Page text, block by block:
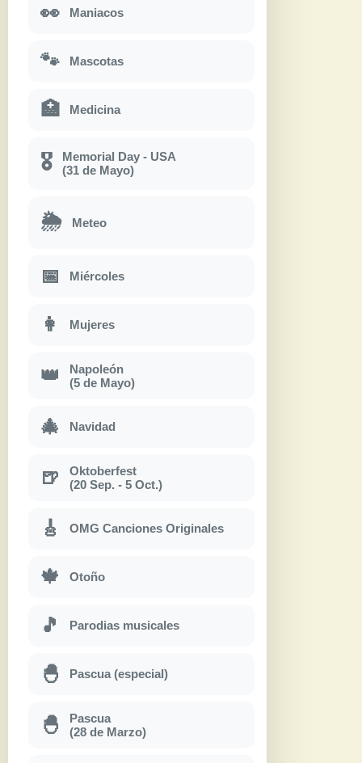
👀 Maniacos
🐾 Mascotas
🏥 Medicina
🎖
Memorial Day - USA
(31 de Mayo)
🌦 Meteo
📅 Miércoles
👩 Mujeres
👑
Napoleón
(5 de Mayo)
🎄 Navidad
🍺
Oktoberfest
(20 Sep. - 5 Oct.)
🎸 OMG Canciones Originales
🍁 Otoño
🎵 Parodias musicales
🐣 Pascua (especial)
🐣
Pascua
(28 de Marzo)